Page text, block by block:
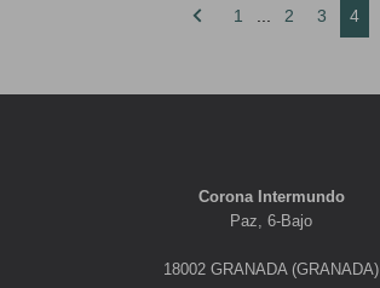
chevron_left 1 2 3 4
Corona Intermundo
Paz, 6-Bajo
18002 GRANADA (GRANADA)